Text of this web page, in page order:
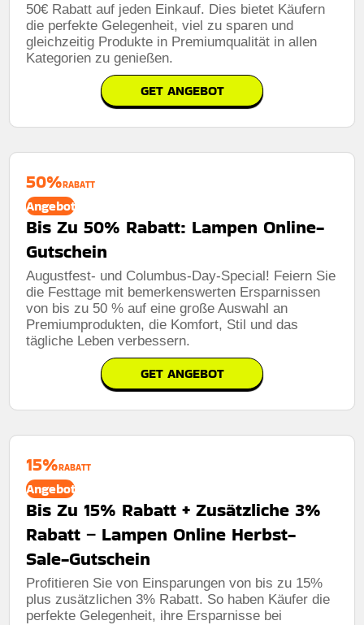
50€ Rabatt auf jeden Einkauf. Dies bietet Käufern
die perfekte Gelegenheit, viel zu sparen und
gleichzeitig Produkte in Premiumqualität in allen
Kategorien zu genießen.
GET ANGEBOT
50%RABATT
Angebot
Bis Zu 50% Rabatt: Lampen Online-
Gutschein
Augustfest- und Columbus-Day-Special! Feiern Sie
die Festtage mit bemerkenswerten Ersparnissen
von bis zu 50 % auf eine große Auswahl an
Premiumprodukten, die Komfort, Stil und das
tägliche Leben verbessern.
GET ANGEBOT
15%RABATT
Angebot
Bis Zu 15% Rabatt + Zusätzliche 3%
Rabatt – Lampen Online Herbst-
Sale-Gutschein
Profitieren Sie von Einsparungen von bis zu 15%
plus zusätzlichen 3% Rabatt. So haben Käufer die
perfekte Gelegenheit, ihre Ersparnisse bei